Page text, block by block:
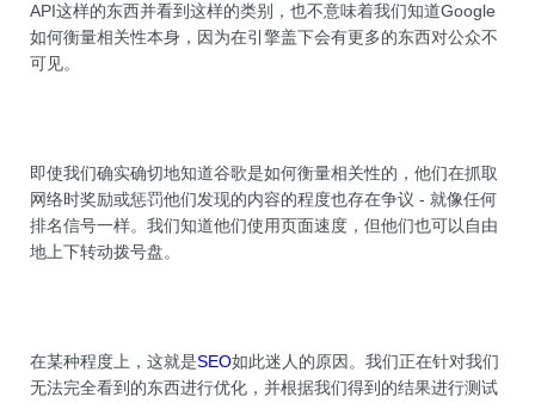
API这样的东西并看到这样的类别，也不意味着我们知道Google
如何衡量相关性本身，因为在引擎盖下会有更多的东西对公众不
可见。
即使我们确实确切地知道谷歌是如何衡量相关性的，他们在抓取
网络时奖励或惩罚他们发现的内容的程度也存在争议 - 就像任何
排名信号一样。我们知道他们使用页面速度，但他们也可以自由
地上下转动拨号盘。
在某种程度上，这就是SEO如此迷人的原因。我们正在针对我们
无法完全看到的东西进行优化，并根据我们得到的结果进行测试